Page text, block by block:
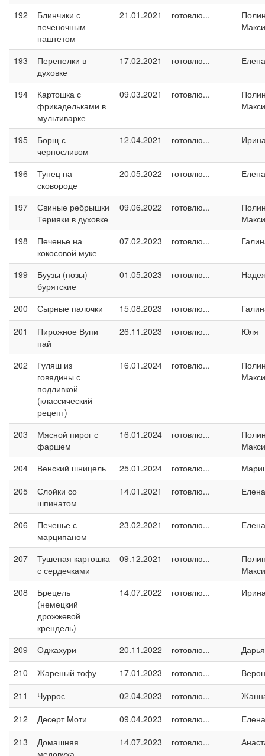
192
Блинчики с
печеночным
паштетом
21.01.2021 готовлю...
193
Перепелки в
духовке
17.02.2021 готовлю...
194
Картошка с
фрикадельками в
мультиварке
09.03.2021 готовлю...
195
Борщ с
черносливом
12.04.2021 готовлю...
196
Тунец на
сковороде
20.05.2022 готовлю...
197
Свиные ребрышки
Терияки в духовке
09.06.2022 готовлю...
198
Печенье на
кокосовой муке
07.02.2023 готовлю...
199
Буузы (позы)
бурятские
01.05.2023 готовлю...
200 Сырные палочки 15.08.2023 готовлю...
201
Пирожное Вупи
пай
26.11.2023 готовлю... Юля
202
Гуляш из
говядины с
подливкой
(классический
рецепт)
16.01.2024 готовлю...
203
Мясной пирог с
фаршем
16.01.2024 готовлю...
204
Венский шницель 25.01.2024 готовлю...
205
Слойки со
шпинатом
14.01.2021 готовлю...
206
Печенье с
марципаном
23.02.2021 готовлю...
207
Тушеная картошка
с сердечками
09.12.2021 готовлю...
208
Брецель
(немецкий
дрожжевой
крендель)
14.07.2022 готовлю...
209 Оджахури 20.11.2022 готовлю...
Дарья
210
Жареный тофу 17.01.2023 готовлю...
211
Чуррос 02.04.2023 готовлю...
212
Десерт Моти 09.04.2023 готовлю...
213
Домашняя
14.07.2023 готовлю...